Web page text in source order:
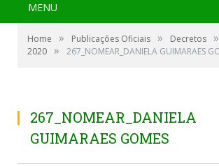
MENU
Home » Publicações Oficiais » Decretos »
2020 » 267_NOMEAR_DANIELA GUIMARAES
267_NOMEAR_DANIELA
GUIMARAES GOMES